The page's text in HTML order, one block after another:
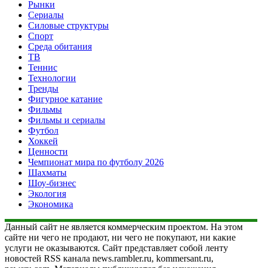
Рынки
Сериалы
Силовые структуры
Спорт
Среда обитания
ТВ
Теннис
Технологии
Тренды
Фигурное катание
Фильмы
Фильмы и сериалы
Футбол
Хоккей
Ценности
Чемпионат мира по футболу 2026
Шахматы
Шоу-бизнес
Экология
Экономика
Данный сайт не является коммерческим проектом. На этом
сайте ни чего не продают, ни чего не покупают, ни какие
услуги не оказываются. Сайт представляет собой ленту
новостей RSS канала news.rambler.ru, kommersant.ru,